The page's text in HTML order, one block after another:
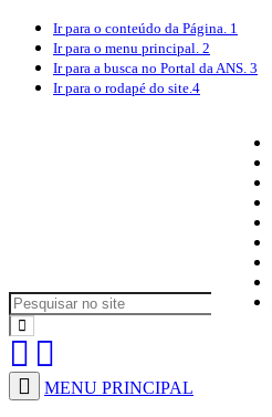
Ir para o conteúdo da Página. 1
Ir para o menu principal. 2
Ir para a busca no Portal da ANS. 3
Ir para o rodapé do site.4
MENU PRINCIPAL